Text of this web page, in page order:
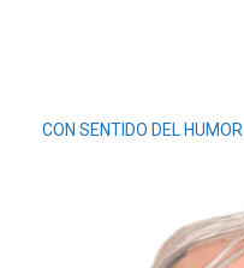
CON SENTIDO DEL HUMOR